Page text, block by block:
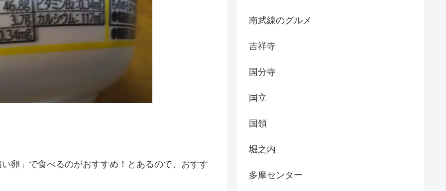
卵」で食べるのがおすすめ！とあるので、おすす
南武線のグルメ
吉祥寺
国分寺
国立
国領
堀之内
多摩センター